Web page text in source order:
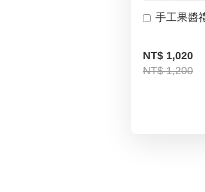
手工果醬
NT$ 1,020
NT$ 1,200